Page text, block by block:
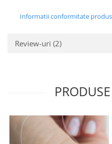
Informatii conformitate produs
Review-uri (2)